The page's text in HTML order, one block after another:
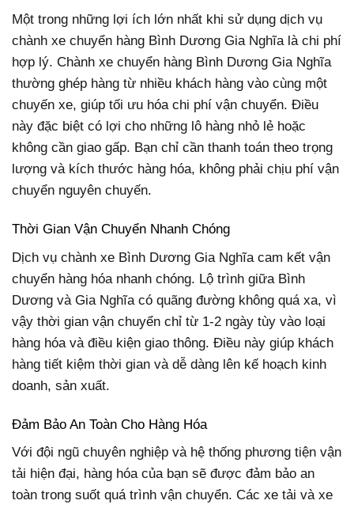
Một trong những lợi ích lớn nhất khi sử dụng dịch vụ
chành xe chuyển hàng Bình Dương Gia Nghĩa là chi phí
hợp lý. Chành xe chuyển hàng Bình Dương Gia Nghĩa
thường ghép hàng từ nhiều khách hàng vào cùng một
chuyến xe, giúp tối ưu hóa chi phí vận chuyển. Điều
này đặc biệt có lợi cho những lô hàng nhỏ lẻ hoặc
không cần giao gấp. Bạn chỉ cần thanh toán theo trọng
lượng và kích thước hàng hóa, không phải chịu phí vận
chuyển nguyên chuyến.
Thời Gian Vận Chuyển Nhanh Chóng
Dịch vụ chành xe Bình Dương Gia Nghĩa cam kết vận
chuyển hàng hóa nhanh chóng. Lộ trình giữa Bình
Dương và Gia Nghĩa có quãng đường không quá xa, vì
vậy thời gian vận chuyển chỉ từ 1-2 ngày tùy vào loại
hàng hóa và điều kiện giao thông. Điều này giúp khách
hàng tiết kiệm thời gian và dễ dàng lên kế hoạch kinh
doanh, sản xuất.
Đảm Bảo An Toàn Cho Hàng Hóa
Với đội ngũ chuyên nghiệp và hệ thống phương tiện vận
tải hiện đại, hàng hóa của bạn sẽ được đảm bảo an
toàn trong suốt quá trình vận chuyển. Các xe tải và xe